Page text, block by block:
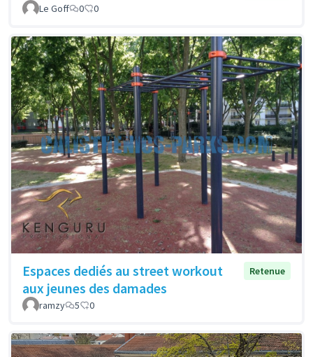
Le Goff
0 0
Espaces dediés au street workout
aux jeunes des damades
Retenue
ramzy 5 0